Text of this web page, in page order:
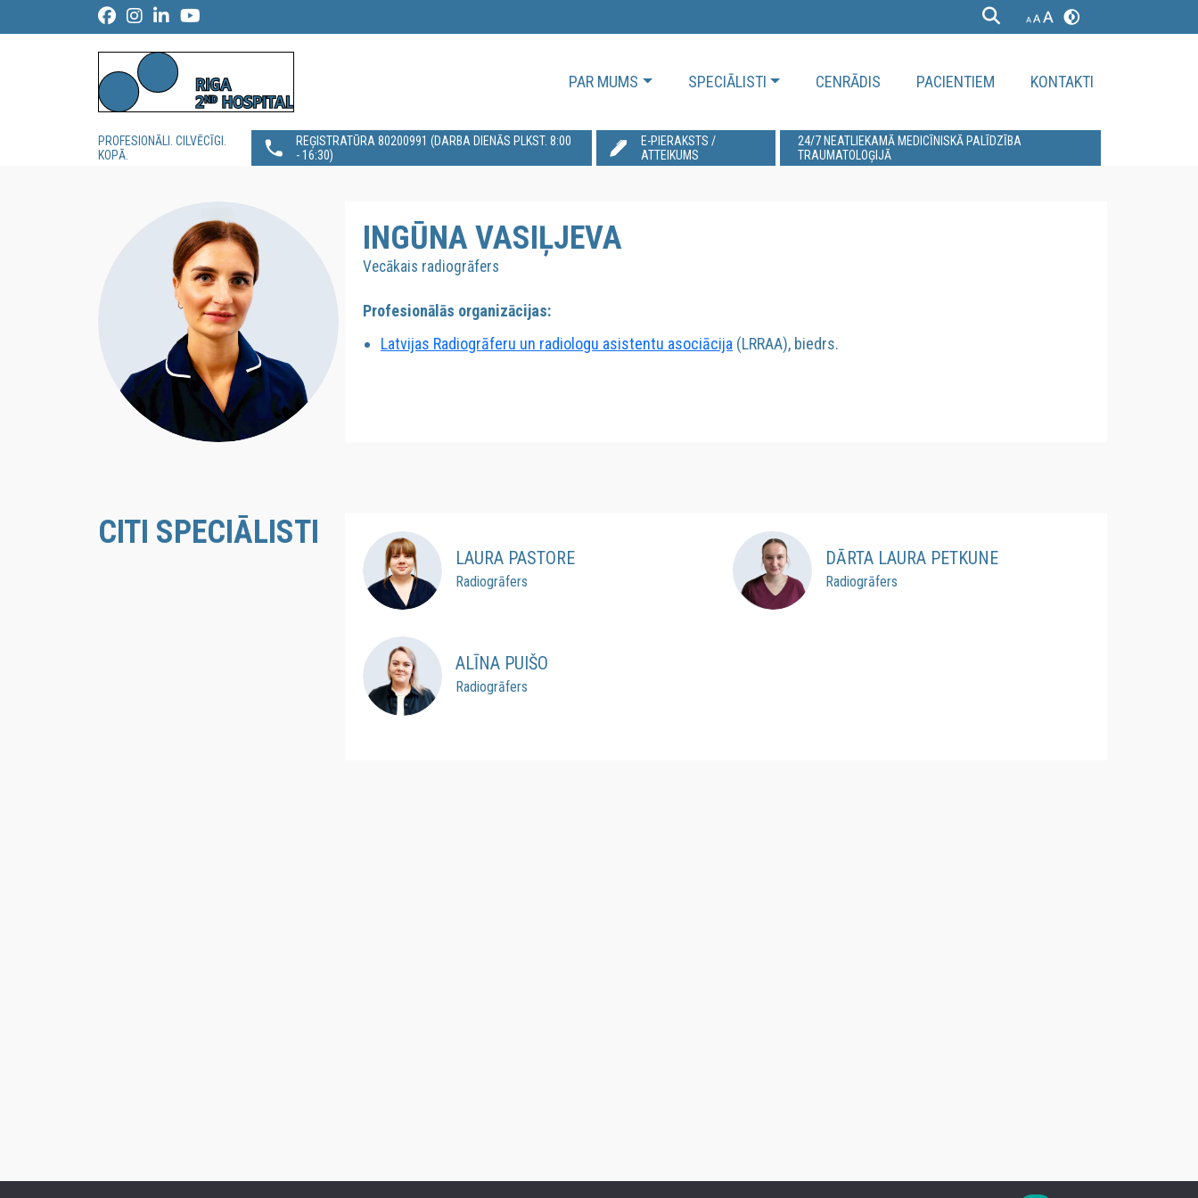
PAR MUMS SPECIĀLISTI CENRĀDIS PACIENTIEM KONTAKTI
PROFESIONĀLI. CILVĒCĪGI.
KOPĀ.
REĢISTRATŪRA 80200991‬ (DARBA DIENĀS PLKST. 8:00
- 16:30)
E-PIERAKSTS /
ATTEIKUMS
24/7 NEATLIEKAMĀ MEDICĪNISKĀ PALĪDZĪBA
TRAUMATOLOĢIJĀ
INGŪNA VASIĻJEVA
Vecākais radiogrāfers
Profesionālās organizācijas:
Latvijas Radiogrāferu un radiologu asistentu asociācija (LRRAA), biedrs.
CITI SPECIĀLISTI
LAURA PASTORE
Radiogrāfers
DĀRTA LAURA PETKUNE
Radiogrāfers
ALĪNA PUIŠO
Radiogrāfers